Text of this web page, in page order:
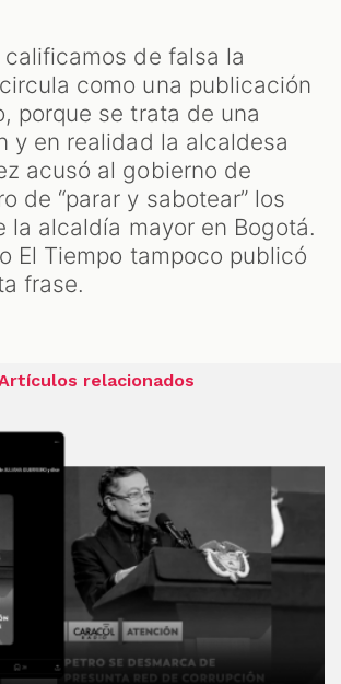
calificamos de falsa la
como una publicación
porque se trata de una
y en realidad la alcaldesa
acusó al gobierno de
de “parar y sabotear” los
la alcaldía mayor en Bogotá.
El Tiempo tampoco publicó
frase.
relacionados